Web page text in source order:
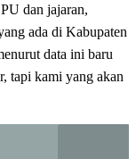
dan jajaran,
ada di Kabupaten
data ini baru
tapi kami yang akan